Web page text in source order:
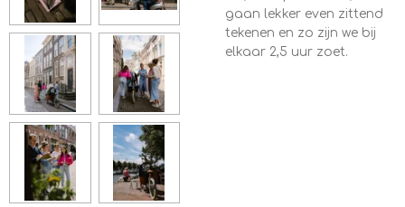
gaan lekker even zittend
tekenen en zo zijn we bij
elkaar 2,5 uur zoet.